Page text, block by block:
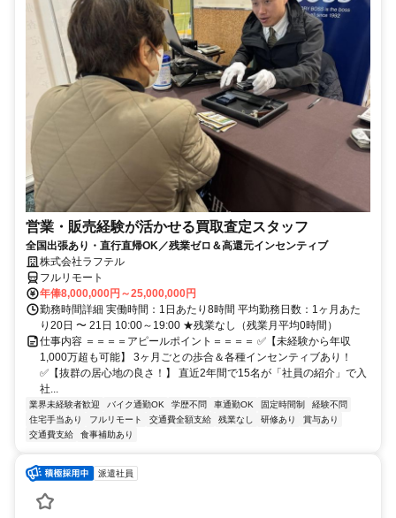
営業・販売経験が活かせる買取査定スタッフ
全国出張あり・直行直帰OK／残業ゼロ＆高還元インセンティブ
株式会社ラフテル
フルリモート
年俸8,000,000円～25,000,000円
勤務時間詳細 実働時間：1日あたり8時間 平均勤務日数：1ヶ月あた
り20日 〜 21日 10:00～19:00 ★残業なし（残業月平均0時間）
仕事内容 ＝＝＝＝アピールポイント＝＝＝＝ ✅【未経験から年収
1,000万超も可能】 3ヶ月ごとの歩合＆各種インセンティブあり！
✅【抜群の居心地の良さ！】 直近2年間で15名が「社員の紹介」で入
社...
業界未経験者歓迎 バイク通勤OK 学歴不問 車通勤OK 固定時間制
経験不問
住宅手当あり
フルリモート 交通費全額支給 残業なし 研修あり
賞与あり
交通費支給
食事補助あり
派遣社員